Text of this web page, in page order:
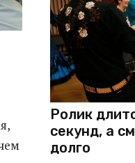
Ролик
секунд, а
долго